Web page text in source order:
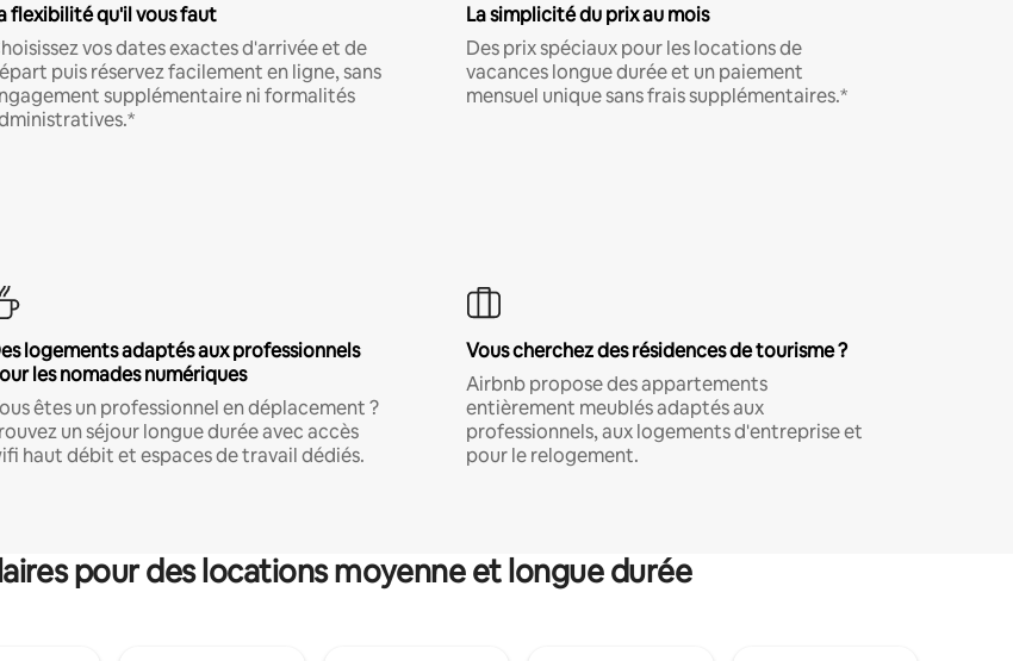
flexibilité qu'il vous faut
vos dates exactes d'arrivée et de
puis réservez facilement en ligne, sans
supplémentaire ni formalités
La simplicité du prix au mois
Des prix spéciaux pour les locations de
vacances longue durée et un paiement
mensuel unique sans frais supplémentaires.*
logements adaptés aux professionnels
les nomades numériques
êtes un professionnel en déplacement ?
un séjour longue durée avec accès
haut débit et espaces de travail dédiés.
Vous cherchez des résidences de tourisme ?
Airbnb propose des appartements
entièrement meublés adaptés aux
professionnels, aux logements d'entreprise et
pour le relogement.
pour des locations moyenne et longue durée